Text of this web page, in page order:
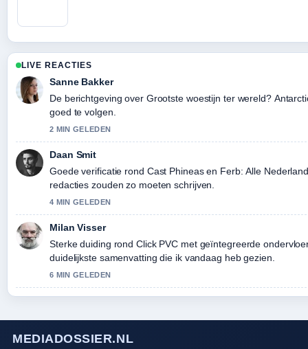
LIVE REACTIES
Sanne Bakker
De berichtgeving over Grootste woestijn ter wereld?
goed te volgen.
2 MIN GELEDEN
Daan Smit
Goede verificatie rond Cast Phineas en Ferb: Alle
redacties zouden zo moeten schrijven.
4 MIN GELEDEN
Milan Visser
Sterke duiding rond Click PVC met geïntegreerde
duidelijkste samenvatting die ik vandaag heb gezien.
6 MIN GELEDEN
MEDIADOSSIER.NL